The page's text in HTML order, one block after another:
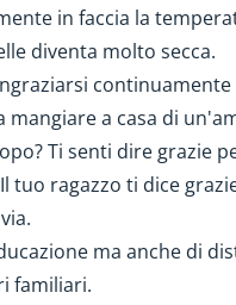
in faccia la
diventa molto secca.
continuamente
mangiare a casa di
Ti senti dire grazie
tuo ragazzo ti dice
ma anche di
familiari.